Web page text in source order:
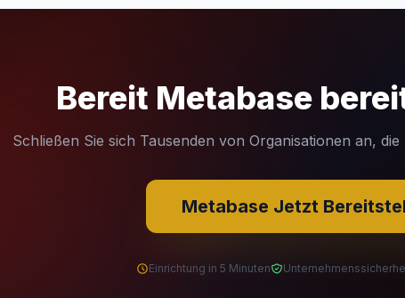
Bereit Metabase
Schließen Sie sich Tausenden von Organisationen an,
Metabase Jetzt
Einrichtung in 5 Minuten